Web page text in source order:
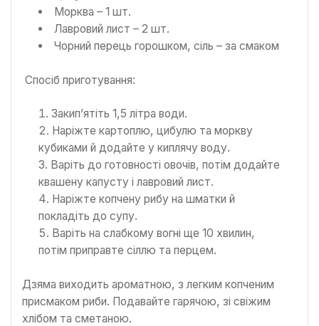
Морква – 1 шт.
Лавровий лист – 2 шт.
Чорний перець горошком, сіль – за смаком
Спосіб приготування:
Закип’ятіть 1,5 літра води.
Наріжте картоплю, цибулю та моркву
кубиками й додайте у киплячу воду.
Варіть до готовності овочів, потім додайте
квашену капусту і лавровий лист.
Наріжте копчену рибу на шматки й
покладіть до супу.
Варіть на слабкому вогні ще 10 хвилин,
потім приправте сіллю та перцем.
Дзяма виходить ароматною, з легким копченим
присмаком риби. Подавайте гарячою, зі свіжим
хлібом та сметаною.